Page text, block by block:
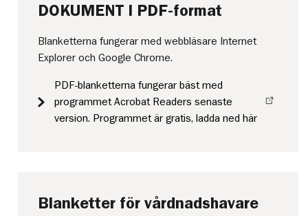
DOKUMENT I PDF-format
Blanketterna fungerar med webbläsare Internet
Explorer och Google Chrome.
PDF-blanketterna fungerar bäst med
programmet Acrobat Readers senaste
version. Programmet är gratis, ladda ned här
Blanketter för vårdnadshavare